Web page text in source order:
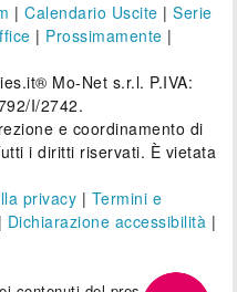
|Calendario Uscite |Serie
| Prossimamente |
Mo-Net s.r.l. P.IVA:
I/2742.
e coordinamento di
i diritti riservati. È vietata
privacy | Termini e
| Dichiarazione accessibilità |